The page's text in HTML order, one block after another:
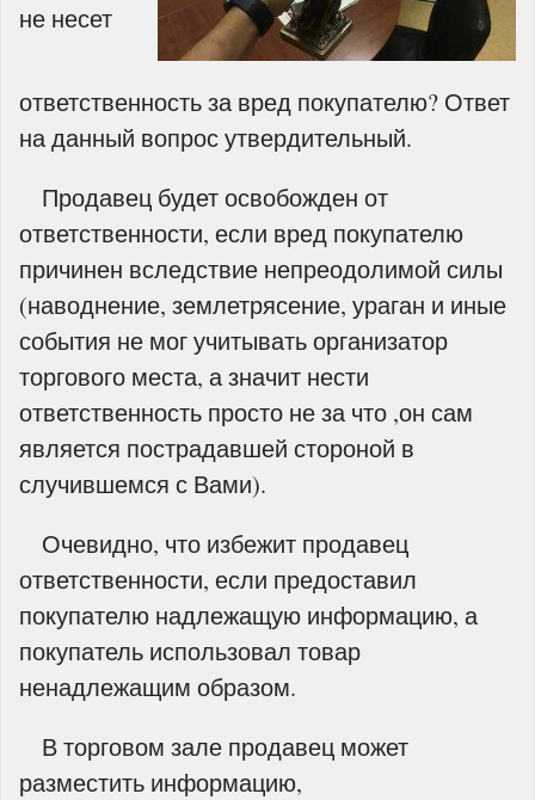
не несет
ответственность за вред покупателю? Ответ
на данный вопрос утвердительный.
Продавец будет освобожден от
ответственности, если вред покупателю
причинен вследствие непреодолимой силы
(наводнение, землетрясение, ураган и иные
события не мог учитывать организатор
торгового места, а значит нести
ответственность просто не за что ,он сам
является пострадавшей стороной в
случившемся с Вами).
Очевидно, что избежит продавец
ответственности, если предоставил
покупателю надлежащую информацию, а
покупатель использовал товар
ненадлежащим образом.
В торговом зале продавец может
разместить информацию,